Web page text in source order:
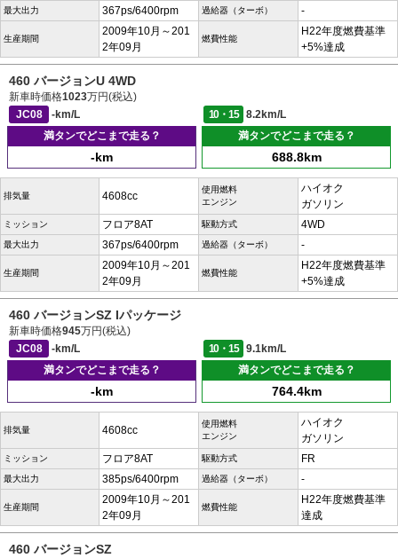
最大出力 367ps/6400rpm 過給器（ターボ） -
生産期間
2009年10月～201
2年09月
燃費性能
H22年度燃費基準
+5%達成
460 バージョンU 4WD
新車時価格1023万円(税込)
JC08
-km/L 10・15
8.2km/L
満タンでどこまで走る？
-km
満タンでどこまで走る？
688.8km
排気量 4608cc
使用燃料
エンジン
ハイオク
ガソリン
ミッション フロア8AT 駆動方式 4WD
最大出力 367ps/6400rpm 過給器（ターボ） -
生産期間
2009年10月～201
2年09月
燃費性能
H22年度燃費基準
+5%達成
460 バージョンSZ Iパッケージ
新車時価格945万円(税込)
JC08
-km/L 10・15
9.1km/L
満タンでどこまで走る？
-km
満タンでどこまで走る？
764.4km
排気量 4608cc
使用燃料
エンジン
ハイオク
ガソリン
ミッション フロア8AT 駆動方式 FR
最大出力 385ps/6400rpm 過給器（ターボ） -
生産期間
2009年10月～201
2年09月
燃費性能
H22年度燃費基準
達成
460 バージョンSZ